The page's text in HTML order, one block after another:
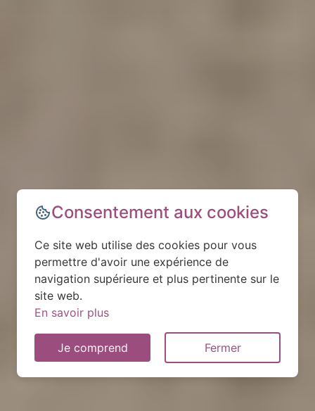
Consentement aux cookies
Ce site web utilise des cookies pour vous
permettre d'avoir une expérience de
navigation supérieure et plus pertinente sur le
site web.
En savoir plus
Je comprend Fermer